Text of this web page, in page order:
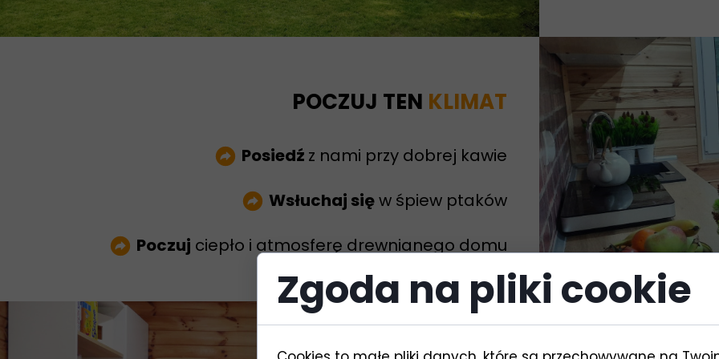
POCZUJ TEN KLIMAT
Posiedź z nami przy dobrej kawie
Wsłuchaj sięw śpiew ptaków
Poczuj ciepło i atmosferę drewnianego domu
Zgoda na pliki cookie